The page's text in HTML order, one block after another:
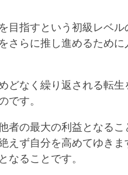
目指すという初級レベル
さらに推し進めるために
どなく繰り返される転生
です。
者の最大の利益となるこ
ず自分を高めてゆきま
なることです。